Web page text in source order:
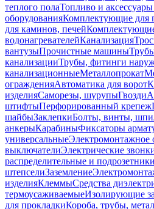
теплого полаТопливо и
оборудованияКомплектующие для
для каминов, печей
водонагревателейКанализация
вантузыПрочистные машины
канализацииТрубы, фитинги
канализационныеМеталлопрокат
огражденияАвтоматика для ворот
изделияСаморезы, шурупыГвозди
штифтыПерфорированный крепеж
шайбыЗаклепкиБолты, винты,
анкерыКарабиныФиксаторы
универсальныеЭлектромонтажное
выключателиЭлектрические
распределительные и подрозетники
штепселиЗаземление
изделияКлеммыСредства
термоусаживаемыеИзолирующие
для прокладкиКороба, трубы,